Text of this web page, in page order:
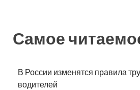
Самое
В России изменятся правила
водителей